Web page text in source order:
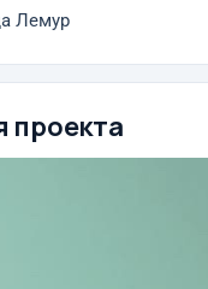
Лемур
проекта